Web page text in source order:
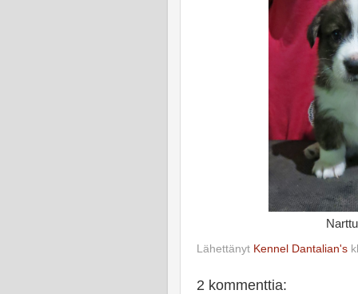
Lähettänyt Kennel Dantalian's
2 kommenttia: